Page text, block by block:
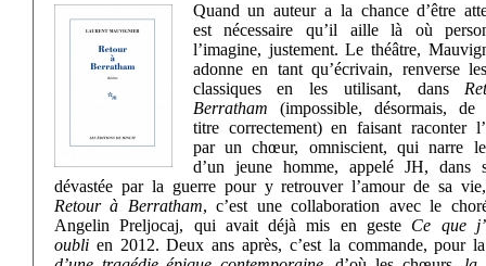
Quand un auteur a la chance d’être
est nécessaire qu’il aille là où
l’imagine, justement. Le théâtre,
adonne en tant qu’écrivain, renverse
classiques en les utilisant, dans
Berratham (impossible, désormais,
titre correctement) en faisant raconter
par un chœur, omniscient, qui narre
d’un jeune homme, appelé JH, dans
dévastée par la guerre pour y retrouver l’amour de sa
Retour à Berratham, c’est une collaboration avec le
Angelin Preljocaj, qui avait déjà mis en geste Ce que
oubli en 2012. Deux ans après, c’est la commande, pour